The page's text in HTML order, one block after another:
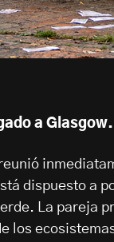
a Glasgow.
dispuesto a
La pareja
los